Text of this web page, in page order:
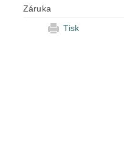
Záruka
Tisk